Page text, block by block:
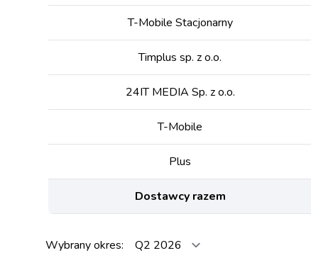
T-Mobile Stacjonarny
Timplus sp. z o.o.
24IT MEDIA Sp. z o.o.
T-Mobile
Plus
Dostawcy razem
Wybrany okres: